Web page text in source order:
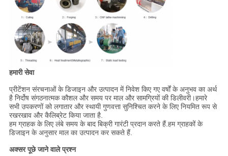
हमारी सेवा
प्रीटेंशन संरचनाओं के डिजाइन और उत्पादन में निवेश किए गए वर्षों के अनुभव का अर्थ
है निर्दोष संगठनात्मक कौशल और समय पर माल और सामग्रियों की डिलीवरी।हमारे
सभी उपकरणों को लगातार और स्थायी गुणवत्ता सुनिश्चित करने के लिए नियमित रूप से
रखरखाव और कैलिब्रेट किया जाता है.
हम ग्राहक के लिए लंबे समय के बाद बिक्री गारंटी प्रदान करते हैं.हम ग्राहकों के
डिजाइन के अनुसार माल का उत्पादन कर सकते हैं.
अक्सर पूछे जाने वाले प्रश्न